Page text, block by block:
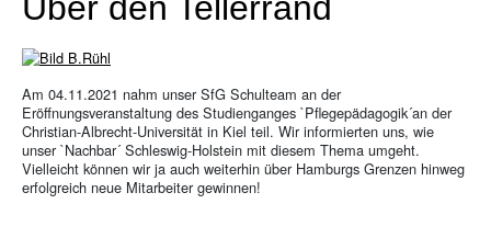
Über den Tellerrand
Am 04.11.2021 nahm unser SfG Schulteam an der
Eröffnungsveranstaltung des Studienganges `Pflegepädagogik´an der
Christian-Albrecht-Universität in Kiel teil. Wir informierten uns, wie
unser `Nachbar´ Schleswig-Holstein mit diesem Thema umgeht.
Vielleicht können wir ja auch weiterhin über Hamburgs Grenzen hinweg
erfolgreich neue Mitarbeiter gewinnen!